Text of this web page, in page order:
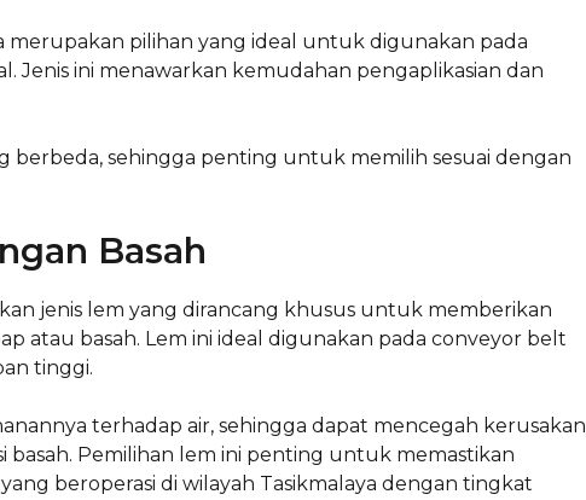
pilihan yang ideal untuk digunakan pada
Jenis ini menawarkan kemudahan pengaplikasian dan
berbeda, sehingga penting untuk memilih sesuai dengan
Basah
jenis lem yang dirancang khusus untuk memberikan
atau basah. Lem ini ideal digunakan pada conveyor belt
tinggi.
terhadap air, sehingga dapat mencegah kerusakan
Pemilihan lem ini penting untuk memastikan
beroperasi di wilayah Tasikmalaya dengan tingkat